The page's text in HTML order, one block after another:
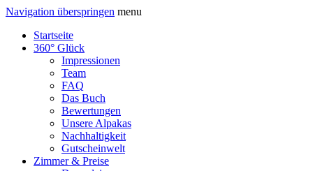
Navigation überspringen menu
Startseite
360° Glück
Impressionen
Team
FAQ
Das Buch
Bewertungen
Unsere Alpakas
Nachhaltigkeit
Gutscheinwelt
Zimmer & Preise